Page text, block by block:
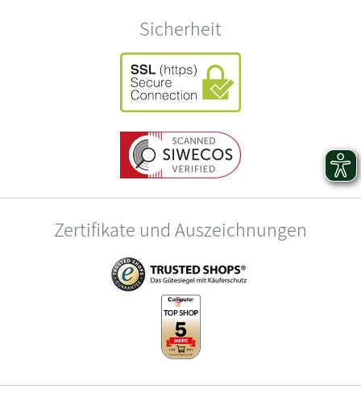
Sicherheit
Zertifikate und Auszeichnungen